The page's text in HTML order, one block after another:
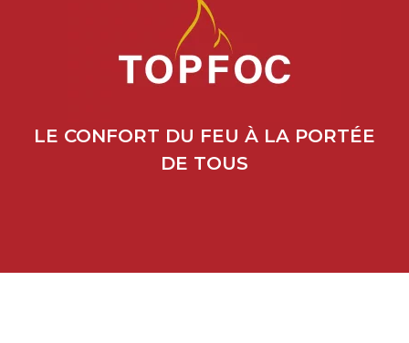
LE CONFORT DU FEU À LA PORTÉE
DE TOUS